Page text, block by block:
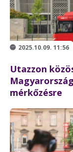
2025.10.09. 11:56
Utazzon
mérkőzésre